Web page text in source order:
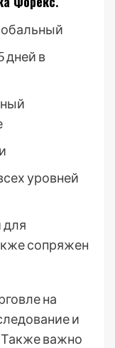
дней в
уровней
для
сопряжен
на
и
важно